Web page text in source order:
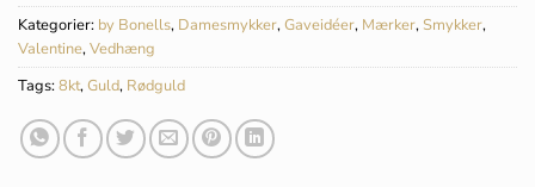
Kategorier: by Bonells, Damesmykker,Gaveidéer, Mærker, Smykker,
Valentine,Vedhæng
Tags:8kt,Guld, Rødguld